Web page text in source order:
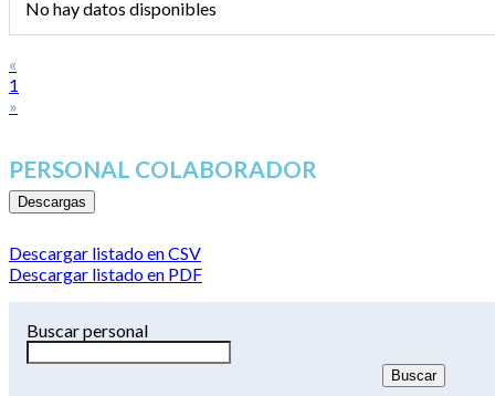
No hay datos disponibles
«
1
»
PERSONAL COLABORADOR
Descargas
Descargar listado en CSV
Descargar listado en PDF
Buscar personal